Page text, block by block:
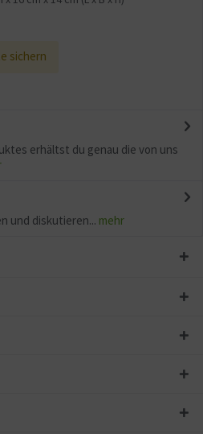
sichern
erhältst du genau die von uns
und diskutieren... mehr